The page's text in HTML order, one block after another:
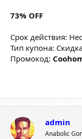
73% OFF
Срок действия:
Тип купона:
Промокод:
admin
Anabolic